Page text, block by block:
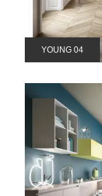
YOUNG 04